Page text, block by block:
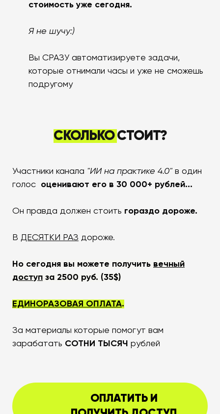
стоимость уже сегодня.
Я не шучу:)
Вы СРАЗУ автоматизируете задачи,
которые отнимали часы и уже не сможешь
подругому
СКОЛЬКОСТОИТ?
Участники канала "ИИ на практике 4.0" в один
голоc
оценивают его в 30 000+ рублей...
Он правда должен стоить гораздо дороже.
В ДЕСЯТКИ РАЗ дороже.
Но сегодня вы можете получить вечный
доступ за 2500 руб. (35$)
ЕДИНОРАЗОВАЯ ОПЛАТА.
За материалы которые помогут вам
зарабатать СОТНИ ТЫСЯЧ рублей
ОПЛАТИТЬ И